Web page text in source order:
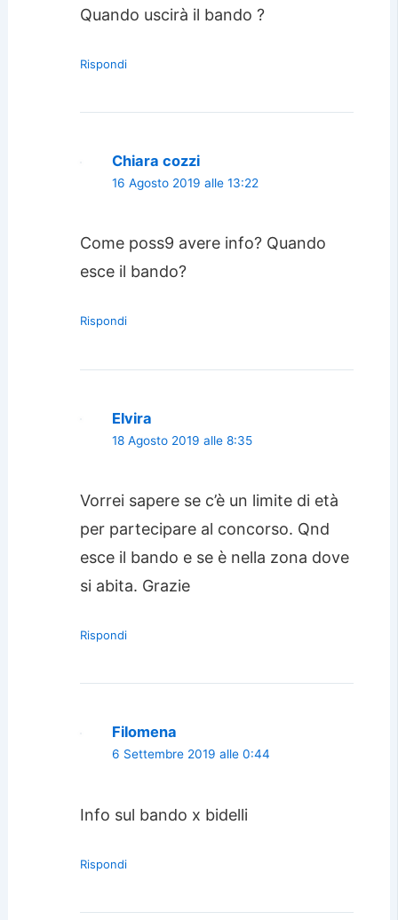
Quando uscirà il bando ?
Rispondi
Chiara cozzi
16 Agosto 2019 alle 13:22
Come poss9 avere info? Quando
esce il bando?
Rispondi
Elvira
18 Agosto 2019 alle 8:35
Vorrei sapere se c’è un limite di età
per partecipare al concorso. Qnd
esce il bando e se è nella zona dove
si abita. Grazie
Rispondi
Filomena
6 Settembre 2019 alle 0:44
Info sul bando x bidelli
Rispondi